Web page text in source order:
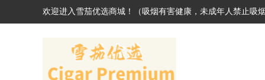
欢迎进入雪茄优选商城！（吸烟有害健康，未成年人禁止吸